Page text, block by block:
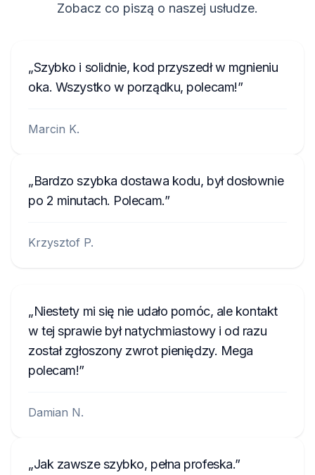
Zobacz co piszą o naszej usłudze.
Szybko i solidnie, kod przyszedł w mgnieniu
oka. Wszystko w porządku, polecam!
Marcin K.
Bardzo szybka dostawa kodu, był dosłownie
po 2 minutach. Polecam.
Krzysztof P.
Niestety mi się nie udało pomóc, ale kontakt
w tej sprawie był natychmiastowy i od razu
został zgłoszony zwrot pieniędzy. Mega
polecam!
Damian N.
Jak zawsze szybko, pełna profeska.